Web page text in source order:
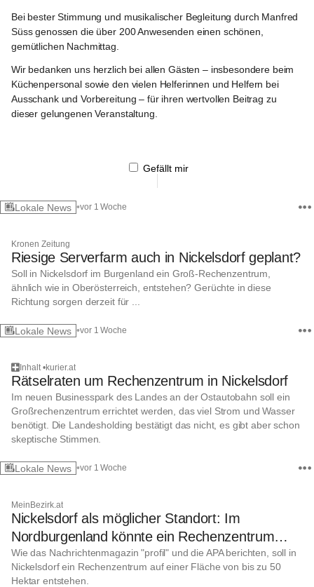
Bei bester Stimmung und musikalischer Begleitung durch Manfred
Süss genossen die über 200 Anwesenden einen schönen,
gemütlichen Nachmittag.
Wir bedanken uns herzlich bei allen Gästen – insbesondere beim
Küchenpersonal sowie den vielen Helferinnen und Helfern bei
Ausschank und Vorbereitung – für ihren wertvollen Beitrag zu
dieser gelungenen Veranstaltung.
Gefällt mir
Lokale News •vor 1 Woche
Kronen Zeitung
Riesige Serverfarm auch in Nickelsdorf geplant?
Soll in Nickelsdorf im Burgenland ein Groß-Rechenzentrum,
ähnlich wie in Oberösterreich, entstehen? Gerüchte in diese
Richtung sorgen derzeit für ...
Lokale News •vor 1 Woche
Inhalt•kurier.at
Rätselraten um Rechenzentrum in Nickelsdorf
Im neuen Businesspark des Landes an der Ostautobahn soll ein
Großrechenzentrum errichtet werden, das viel Strom und Wasser
benötigt. Die Landesholding bestätigt das nicht, es gibt aber schon
skeptische Stimmen.
Lokale News •vor 1 Woche
MeinBezirk.at
Nickelsdorf als möglicher Standort: Im
Nordburgenland könnte ein Rechenzentrum
geplant sein
Wie das Nachrichtenmagazin "profil" und die APA berichten, soll in
Nickelsdorf ein Rechenzentrum auf einer Fläche von bis zu 50
Hektar entstehen.